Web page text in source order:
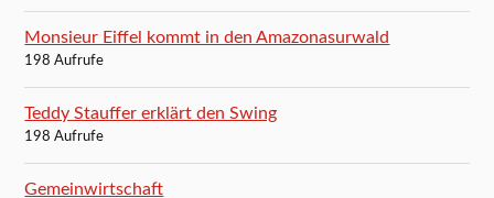
Monsieur Eiffel kommt in den Amazonasurwald
198 Aufrufe
Teddy Stauffer erklärt den Swing
198 Aufrufe
Gemeinwirtschaft